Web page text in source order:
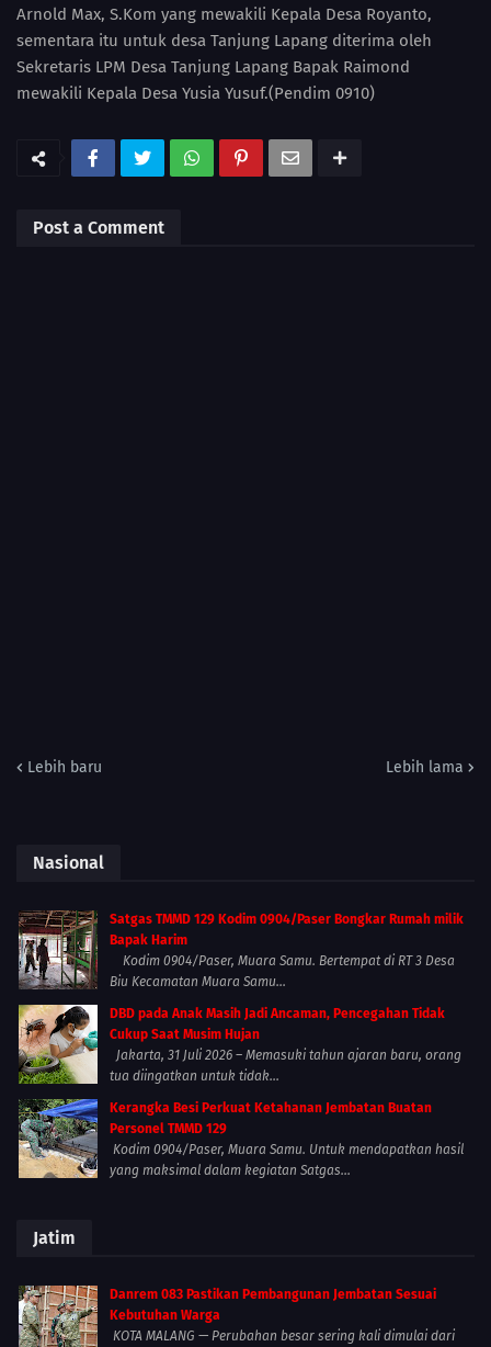
Arnold Max, S.Kom yang mewakili Kepala Desa Royanto,
sementara itu untuk desa Tanjung Lapang diterima oleh
Sekretaris LPM Desa Tanjung Lapang Bapak Raimond
mewakili Kepala Desa Yusia Yusuf.(Pendim 0910)
Post a Comment
Lebih baru Lebih lama
Nasional
Satgas TMMD 129 Kodim 0904/Paser Bongkar Rumah milik
Bapak Harim
Kodim 0904/Paser, Muara Samu. Bertempat di RT 3 Desa
Biu Kecamatan Muara Samu...
DBD pada Anak Masih Jadi Ancaman, Pencegahan Tidak
Cukup Saat Musim Hujan
Jakarta, 31 Juli 2026 – Memasuki tahun ajaran baru, orang
tua diingatkan untuk tidak...
Kerangka Besi Perkuat Ketahanan Jembatan Buatan
Personel TMMD 129
Kodim 0904/Paser, Muara Samu. Untuk mendapatkan hasil
yang maksimal dalam kegiatan Satgas...
Jatim
Danrem 083 Pastikan Pembangunan Jembatan Sesuai
Kebutuhan Warga
KOTA MALANG — Perubahan besar sering kali dimulai dari